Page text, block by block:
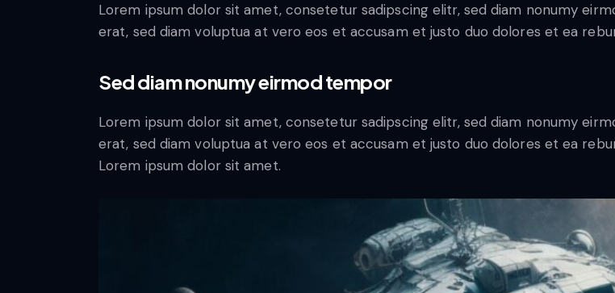
Lorem ipsum dolor sit amet, consetetur sadipscing elitr, sed diam nonumy
erat, sed diam voluptua at vero eos et accusam et justo duo dolores et ea
Sed diam nonumy eirmod tempor
Lorem ipsum dolor sit amet, consetetur sadipscing elitr, sed diam nonumy
erat, sed diam voluptua at vero eos et accusam et justo duo dolores et ea
Lorem ipsum dolor sit amet.